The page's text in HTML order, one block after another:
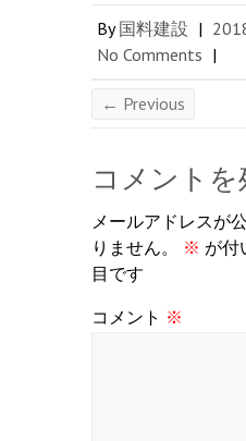
By国料建設 |
No Comments |
← Previous
コメントを
メールアドレスが
りません。
※ が付
目です
コメント ※